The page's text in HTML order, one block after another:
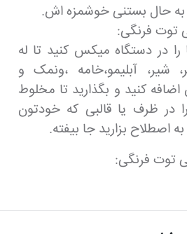
حال بستنی خوشمزه اش.
توت فرنگی:
در دستگاه میکس کنید تا له
آبلیمو،خامه ،ونمک و
کنید و بگذارید تا مخلوط
در ظرف یا قالبی که خودتون
اصطلاح بزارید جا بیفته.
توت فرنگی: